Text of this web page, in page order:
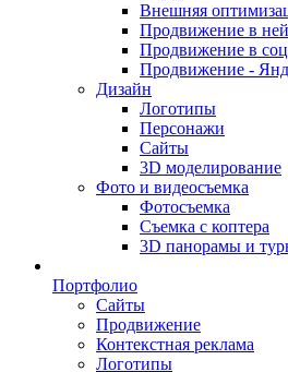
Внешняя
Продвижение в
Продвижение в
Продвижение -
Дизайн
Логотипы
Персонажи
Сайты
3D моделирование
Фото и видеосъемка
Фотосъемка
Съемка с коптера
3D панорамы и
Портфолио
Сайты
Продвижение
Контекстная реклама
Логотипы